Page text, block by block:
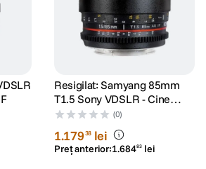
Resigilat: Samyang 85mm
T1.5 Sony VDSLR - Cine
Lens - RS125005932-1
(0)
1.17938 lei
Preț anterior:1.68483 lei